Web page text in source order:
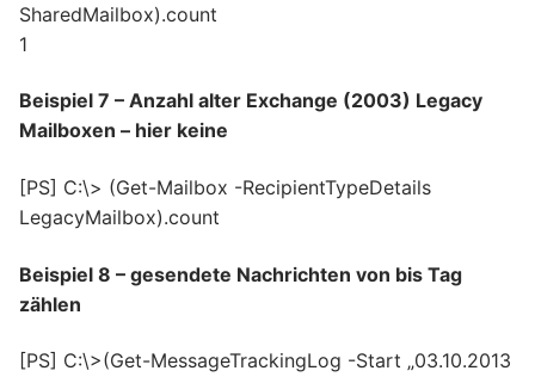
SharedMailbox).count
1
Beispiel 7 – Anzahl alter Exchange (2003) Legacy
Mailboxen – hier keine
[PS] C:\> (Get-Mailbox -RecipientTypeDetails
LegacyMailbox).count
Beispiel 8 – gesendete Nachrichten von bis Tag
zählen
[PS] C:\>(Get-MessageTrackingLog -Start „03.10.2013